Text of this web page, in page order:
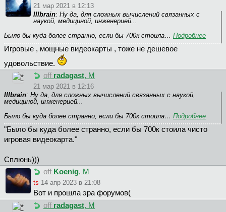
21 мар 2021 в 12:13
Illbrain: Ну да, для сложных вычислений связанных с
наукой, медициной, инженерией...
Было бы куда более странно, если бы 700к стоила… Подробнее
Игровые , мощные видеокарты , тоже не дешевое
удовольствие.
off radagast, М
21 мар 2021 в 12:16
Illbrain: Ну да, для сложных вычислений связанных с наукой,
медициной, инженерией...
Было бы куда более странно, если бы 700к стоила… Подробнее
"Было бы куда более странно, если бы 700к стоила чисто
игровая видеокарта."
Сплюнь)))
off Koenig, М
ts 14 апр 2023 в 21:08
Вот и прошла эра форумов(
off radagast, М